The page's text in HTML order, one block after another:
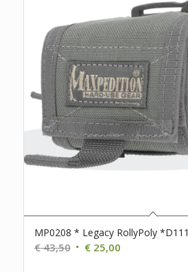
MP0208 * Legacy RollyPoly *D111
€43,50 Oorspronkelijke
€25,00Huidige